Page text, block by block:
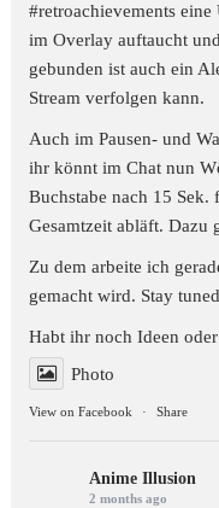
#retroachievements eine
im Overlay auftaucht
gebunden ist auch ein
Stream verfolgen kann.
Auch im Pausen- und
ihr könnt im Chat nun
Buchstabe nach 15 Sek.
Gesamtzeit abläft. Dazu
Zu dem arbeite ich
gemacht wird. Stay
Habt ihr noch Ideen
Photo
View on Facebook · Share
Anime Illusion
2 months ago